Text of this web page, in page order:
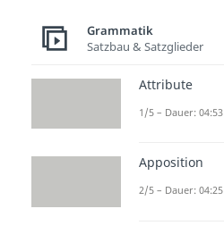
Grammatik
Satzbau & Satzglieder
Attribute
1/5 – Dauer: 04:53
Apposition
2/5 – Dauer: 04:25